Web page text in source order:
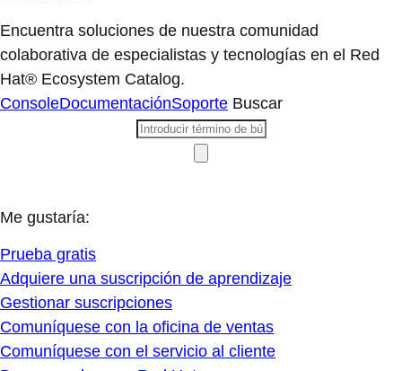
Encuentra soluciones de nuestra comunidad
colaborativa de especialistas y tecnologías en el Red
Hat® Ecosystem Catalog.
ConsoleDocumentaciónSoporte Buscar
Me gustaría:
Prueba gratis
Adquiere una suscripción de aprendizaje
Gestionar suscripciones
Comuníquese con la oficina de ventas
Comuníquese con el servicio al cliente